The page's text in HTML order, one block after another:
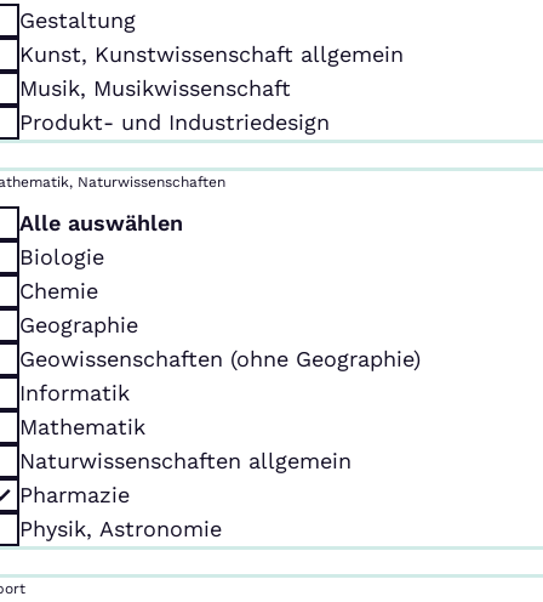
Gestaltung
Kunst, Kunstwissenschaft allgemein
Musik, Musikwissenschaft
Produkt- und Industriedesign
Naturwissenschaften
Alle auswählen
Biologie
Chemie
Geographie
Geowissenschaften (ohne Geographie)
Informatik
Mathematik
Naturwissenschaften allgemein
Pharmazie
Physik, Astronomie